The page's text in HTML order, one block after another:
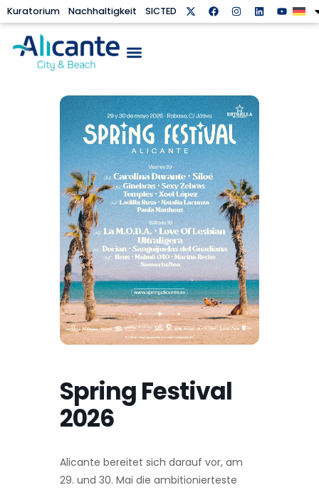
Kuratorium Nachhaltigkeit SICTED
Spring Festival
2026
Alicante bereitet sich darauf vor, am
29. und 30. Mai die ambitionierteste